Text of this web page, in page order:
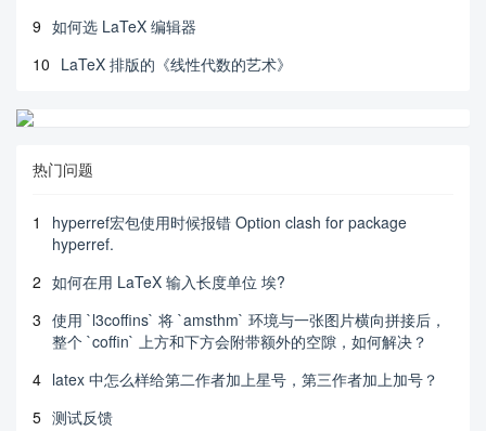
9 如何选 LaTeX 编辑器
10 LaTeX 排版的《线性代数的艺术》
热门问题
1
hyperref宏包使用时候报错 Option clash for package
hyperref.
2 如何在用 LaTeX 输入长度单位 埃?
3 使用 `l3coffins` 将 `amsthm` 环境与一张图片横向拼接后，
整个 `coffin` 上方和下方会附带额外的空隙，如何解决？
4 latex 中怎么样给第二作者加上星号，第三作者加上加号？
5 测试反馈